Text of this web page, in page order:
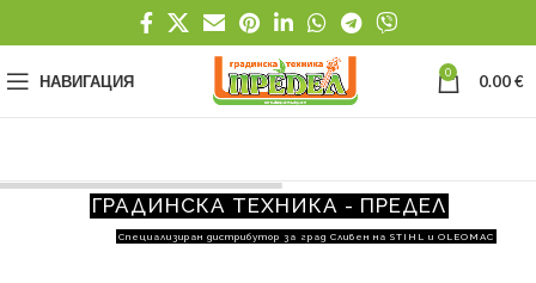
НАВИГАЦИЯ 0 0.00€
ГРАДИНСКА ТЕХНИКА - ПРЕДЕЛ
Специализиран дистрибутор за град Сливен на STIHL и OLEOMAC